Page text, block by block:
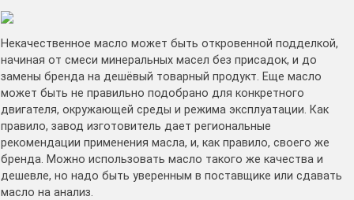
Некачественное масло может быть откровенной подделкой,
начиная от смеси минеральных масел без присадок, и до
замены бренда на дешёвый товарный продукт. Еще масло
может быть не правильно подобрано для конкретного
двигателя, окружающей среды и режима эксплуатации. Как
правило, завод изготовитель дает региональные
рекомендации применения масла, и, как правило, своего же
бренда. Можно использовать масло такого же качества и
дешевле, но надо быть уверенным в поставщике или сдавать
масло на анализ.